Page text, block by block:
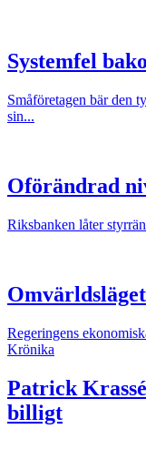
Systemfel
Småföretagen bär den
sin...
Oförändrad
Riksbanken låter
Regeringens
Krönika
Patrick
billigt